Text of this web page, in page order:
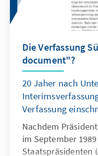
Die Verfassung
document"?
20 Jaher nach
Verfassung
Nachdem
im September
Staatspräsidenten